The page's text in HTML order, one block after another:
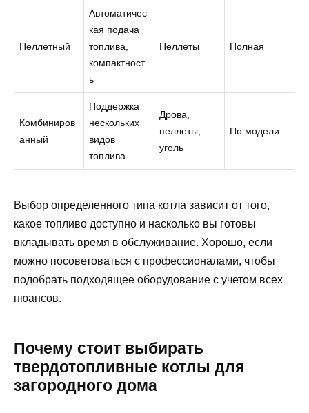
Пеллетный
Автоматичес
кая подача
топлива,
компактност
ь
Пеллеты Полная
Комбиниров
анный
Поддержка
нескольких
видов
топлива
Дрова,
пеллеты,
уголь
По модели
Выбор определенного типа котла зависит от того,
какое топливо доступно и насколько вы готовы
вкладывать время в обслуживание. Хорошо, если
можно посоветоваться с профессионалами, чтобы
подобрать подходящее оборудование с учетом всех
нюансов.
Почему стоит выбирать
твердотопливные котлы для
загородного дома